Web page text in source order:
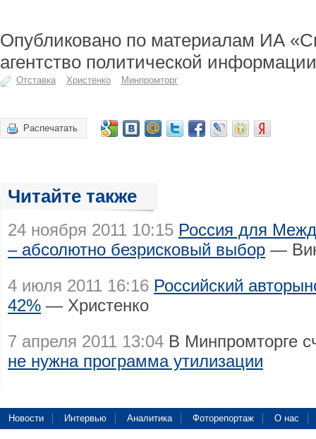
Опубликовано по материалам ИА
агентство политической
Отставка Христенко Минпромторг
Распечатать
Читайте также
24 ноября 2011 10:15 Россия для
– абсолютно безрисковый выбор —
4 июля 2011 16:16 Российский
42% — Христенко
7 апреля 2011 13:04 В Минпромторге
не нужна программа утилизации
Новости Интервью Аналитика Фоторепортаж О нас